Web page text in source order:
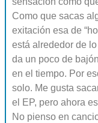
Como que sacas
exitación esa de
está alrededor de
da un poco de
en el tiempo. Por
solo. Me gusta
el EP, pero ahora
No pienso en